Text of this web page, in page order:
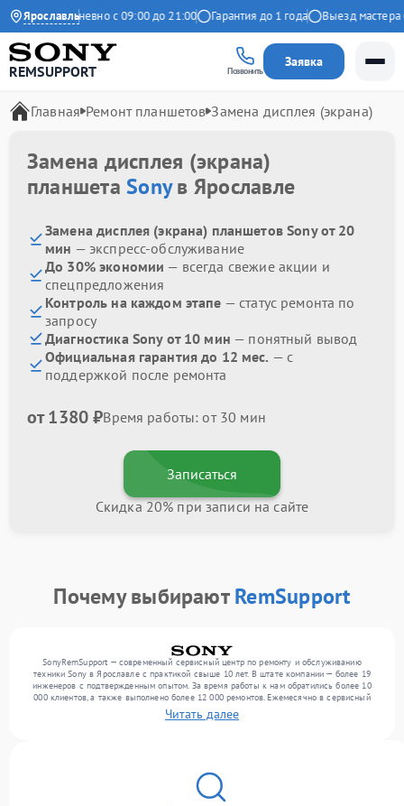
Ярославль
Ежедневно с 09:00 до 21:00 Гарантия до 1 года Выезд мастера
REMSUPPORT Позвонить
Заявка
Главная Ремонт планшетов Замена дисплея (экрана)
Замена дисплея (экрана)
планшетаSonyв Ярославле
Замена дисплея (экрана) планшетов Sony от 20
мин — экспресс-обслуживание
До 30% экономии — всегда свежие акции и
спецпредложения
Контроль на каждом этапе — статус ремонта по
запросу
Диагностика Sony от 10 мин — понятный вывод
Официальная гарантия до 12 мес. — с
поддержкой после ремонта
от 1380 ₽Время работы: от 30 мин
Записаться
Скидка 20% при записи на сайте
Почему выбираютRemSupport
SonyRemSupport — современный сервисный центр по ремонту и обслуживанию
техники Sony в Ярославле с практикой свыше 10 лет. В штате компании — более 19
инженеров с подтвержденным опытом. За время работы к нам обратились более 10
000 клиентов, а также выполнено более 12 000 ремонтов. Ежемесячно в сервисный
центр поступает свыше 300 единиц техники, включая , , . Мы устраняем поломки
любой сложности и обеспечиваем надежный результат благодаря квалификации
Читать далее